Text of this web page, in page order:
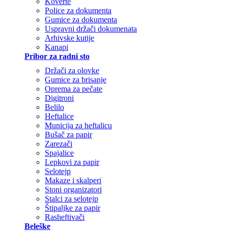
Police za dokumenta
Gumice za dokumenta
Uspravni držači dokumenata
Arhivske kutije
Kanapi
Pribor za radni sto
Držači za olovke
Gumice za brisanje
Oprema za pečate
Digitroni
Belilo
Heftalice
Municija za heftalicu
Bušač za papir
Zarezači
Spajalice
Lepkovi za papir
Selotejp
Makaze i skalperi
Stoni organizatori
Stalci za selotejp
Štipaljke za papir
Rasheftivači
Beleške